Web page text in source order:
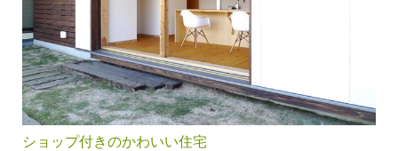
ショップ付きのかわいい住宅